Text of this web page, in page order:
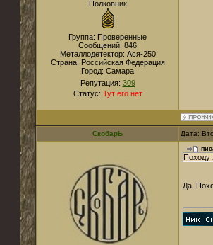
Полковник
Группа: Проверенные
Сообщений: 846
Металлодетектор: Ася-250
Страна: Российская Федерация
Город: Самара
Репутация: 309
Статус: Тут его нет
СкобарЬ Дата:
Походу
Да.